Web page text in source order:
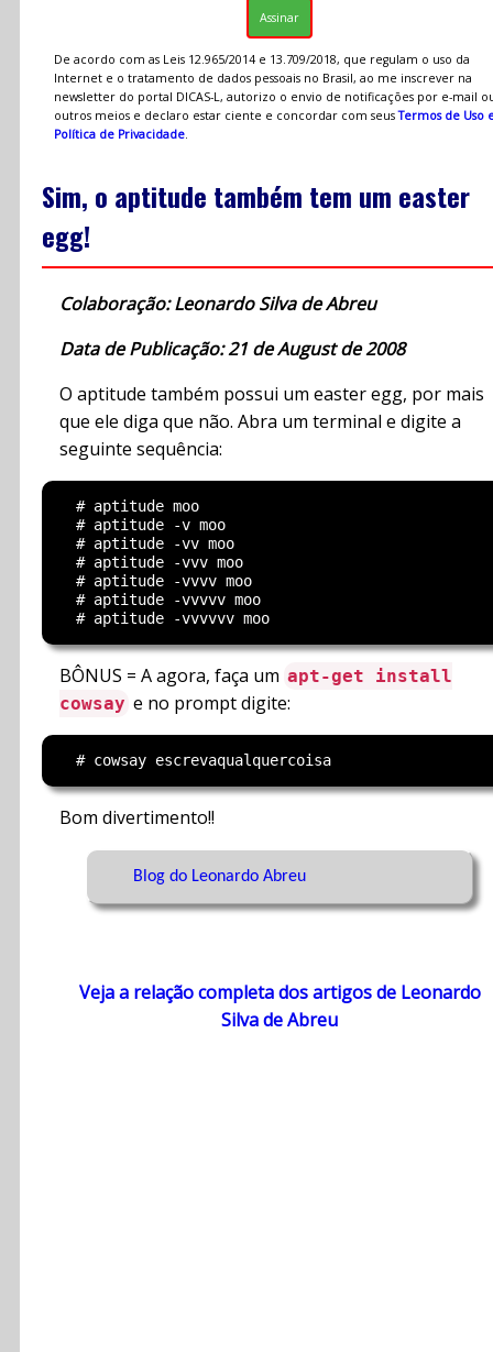
De acordo com as Leis 12.965/2014 e 13.709/2018, que regulam o uso da
Internet e o tratamento de dados pessoais no Brasil, ao me inscrever na
newsletter do portal DICAS-L, autorizo o envio de notificações por e-mail
outros meios e declaro estar ciente e concordar com seusTermos de Uso
Política de Privacidade.
Sim, o aptitude também tem um easter
egg!
Colaboração: Leonardo Silva de Abreu
Data de Publicação: 21 de August de 2008
O aptitude também possui um easter egg, por mais
que ele diga que não. Abra um terminal e digite a
seguinte sequência:
  # aptitude moo
  # aptitude -v moo
  # aptitude -vv moo
  # aptitude -vvv moo
  # aptitude -vvvv moo
  # aptitude -vvvvv moo
BÔNUS = A agora, faça um apt-get install
cowsay e no prompt digite:
Bom divertimento!!
Blog do Leonardo Abreu
Veja a relação completa dos artigos de Leonardo
Silva de Abreu